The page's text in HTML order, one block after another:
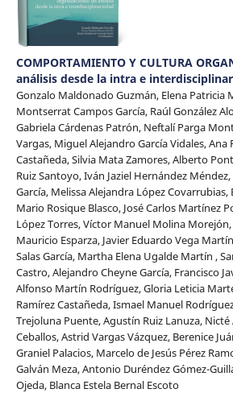
COMPORTAMIENTO Y CULTURA
análisis desde la intra e
Gonzalo Maldonado Guzmán, Elena Patricia
Montserrat Campos García, Raúl González
Gabriela Cárdenas Patrón, Neftalí Parga
Vargas, Miguel Alejandro García Vidales, Ana
Castañeda, Silvia Mata Zamores, Alberto
Ruiz Santoyo, Iván Jaziel Hernández
García, Melissa Alejandra López
Mario Rosique Blasco, José Carlos Martínez
López Torres, Víctor Manuel Molina
Mauricio Esparza, Javier Eduardo Vega
Salas García, Martha Elena Ugalde Martín ,
Castro, Alejandro Cheyne García, Francisco
Alfonso Martín Rodríguez, Gloria Leticia
Ramírez Castañeda, Ismael Manuel
Trejoluna Puente, Agustín Ruiz Lanuza,
Ceballos, Astrid Vargas Vázquez, Berenice
Graniel Palacios, Marcelo de Jesús Pérez
Galván Meza, Antonio Duréndez Gómez-
Ojeda, Blanca Estela Bernal Escoto